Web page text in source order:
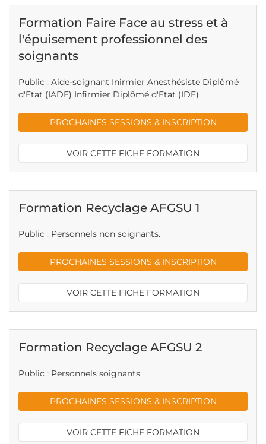
Formation Faire Face au stress et à
l'épuisement professionnel des
soignants
Public : Aide-soignant Inirmier Anesthésiste Diplômé
d'Etat (IADE) Infirmier Diplômé d'Etat (IDE)
PROCHAINES SESSIONS & INSCRIPTION
VOIR CETTE FICHE FORMATION
Formation Recyclage AFGSU 1
Public : Personnels non soignants.
PROCHAINES SESSIONS & INSCRIPTION
VOIR CETTE FICHE FORMATION
Formation Recyclage AFGSU 2
Public : Personnels soignants
PROCHAINES SESSIONS & INSCRIPTION
VOIR CETTE FICHE FORMATION